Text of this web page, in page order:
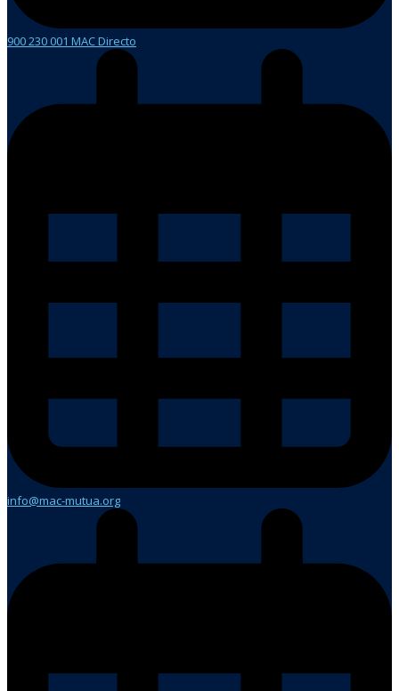
900 230 001 MAC Directo
info@mac-mutua.org